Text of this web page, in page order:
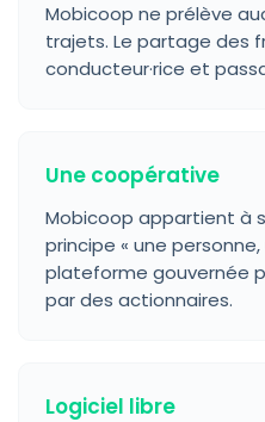
Mobicoop ne prélève
trajets. Le partage des
conducteur·rice et
Une coopérative
Mobicoop appartient à
principe « une personne,
plateforme gouvernée
par des actionnaires.
Logiciel libre